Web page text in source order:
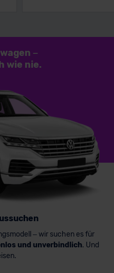
–
wie nie.
– wir suchen es für
und unverbindlich. Und